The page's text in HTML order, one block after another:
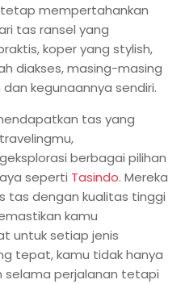
mempertahankan
tas ransel yang
koper yang stylish,
diakses, masing-masing
kegunaannya sendiri.
tas yang
berbagai pilihan
seperti Tasindo. Mereka
tas dengan kualitas tinggi
kamu
untuk setiap jenis
tepat, kamu tidak hanya
selama perjalanan tetapi